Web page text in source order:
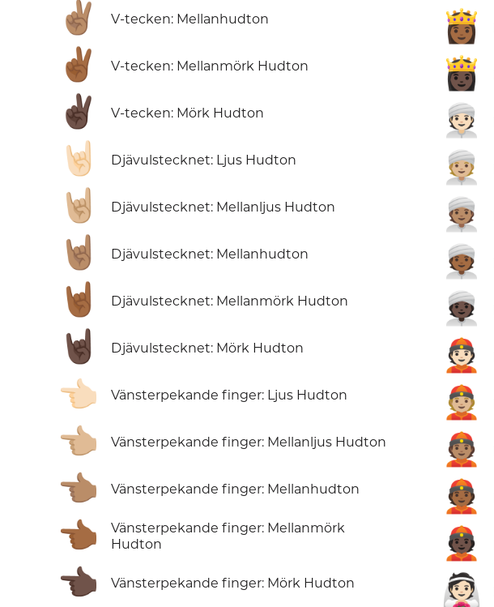
✌🏽 V-tecken: Mellanhudton
✌🏾 V-tecken: Mellanmörk Hudton
✌🏿 V-tecken: Mörk Hudton
🤘🏻 Djävulstecknet: Ljus Hudton
🤘🏼 Djävulstecknet: Mellanljus Hudton
🤘🏽 Djävulstecknet: Mellanhudton
🤘🏾 Djävulstecknet: Mellanmörk Hudton
🤘🏿 Djävulstecknet: Mörk Hudton
👈🏻 Vänsterpekande finger: Ljus Hudton
👈🏼 Vänsterpekande finger: Mellanljus Hudton
👈🏽 Vänsterpekande finger: Mellanhudton
👈🏾
Vänsterpekande finger: Mellanmörk
Hudton
👈🏿 Vänsterpekande finger: Mörk Hudton
👸🏾
👸🏿
👳🏻
👳🏼
👳🏽
👳🏾
👳🏿
👲🏻
👲🏼
👲🏽
👲🏾
👲🏿
👰🏻